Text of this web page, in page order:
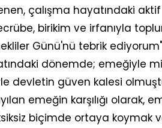
çalışma hayatındaki
birikim ve irfanıyla
Günü'nü tebrik
dönemde; emeğiyle
devletin güven kalesi
emeğin karşılığı olarak,
biçimde ortaya koymak